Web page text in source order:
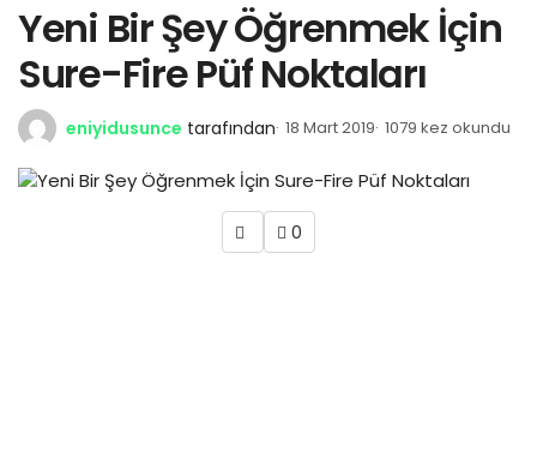
Yeni Bir Şey Öğrenmek İçin
Sure-Fire Püf Noktaları
eniyidusunce tarafından 18 Mart 2019 1079 kez okundu
0